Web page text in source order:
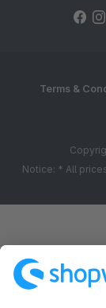
Terms &
Notice: * All